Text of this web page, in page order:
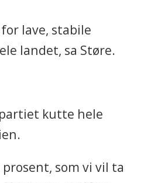
lave, stabile
landet, sa Støre.
kutte hele
som vi vil ta